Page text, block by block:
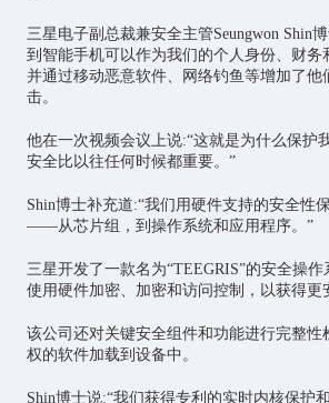
三星电子副总裁兼安全主管Seungwon Shin
到智能手机可以作为我们的个人身份、财务
并通过移动恶意软件、网络钓鱼等增加了他
击。
他在一次视频会议上说:“这就是为什么保护
安全比以往任何时候都重要。”
Shin博士补充道:“我们用硬件支持的安全性
——从芯片组，到操作系统和应用程序。”
三星开发了一款名为“TEEGRIS”的安全操
使用硬件加密、加密和访问控制，以获得更
该公司还对关键安全组件和功能进行完整性
权的软件加载到设备中。
Shin博士说:“我们获得专利的实时内核保护